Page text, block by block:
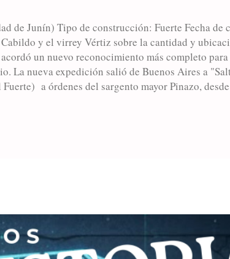
de Junín) Tipo de construcción: Fuerte Fecha de
y el virrey Vértiz sobre la cantidad y
un nuevo reconocimiento más completo
La nueva expedición salió de Buenos Aires a
a órdenes del sargento mayor Pinazo,
la presidencia de Rivadavia, se establecía por